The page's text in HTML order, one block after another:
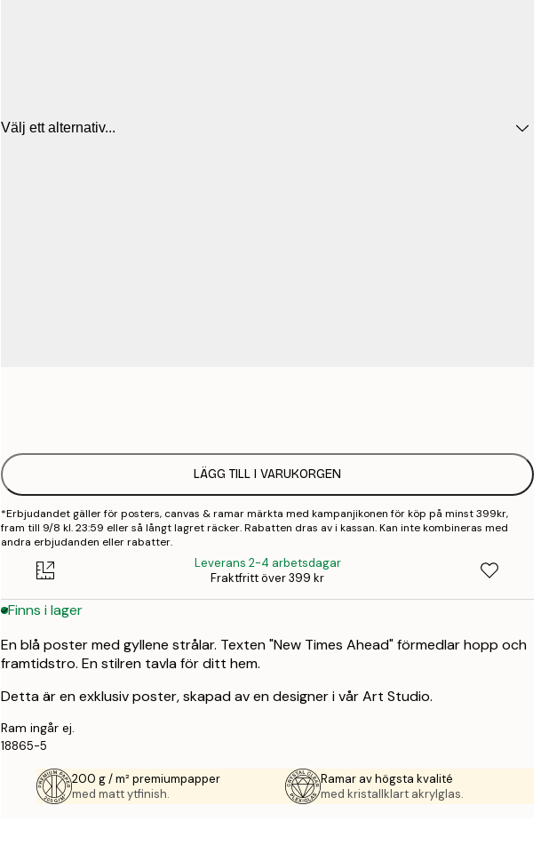
Välj ett alternativ...
LÄGG TILL I VARUKORGEN
*Erbjudandet gäller för posters, canvas & ramar märkta med kampanjikonen för köp på minst 399kr,
fram till 9/8 kl. 23:59 eller så långt lagret räcker. Rabatten dras av i kassan. Kan inte kombineras med
andra erbjudanden eller rabatter.
Leverans 2-4 arbetsdagar
Fraktfritt över 399 kr
Finns i lager
En blå poster med gyllene strålar. Texten "New Times Ahead" förmedlar hopp och
framtidstro. En stilren tavla för ditt hem.
Detta är en exklusiv poster, skapad av en designer i vår Art Studio.
Ram ingår ej.
18865-5
200 g / m² premiumpapper
med matt ytfinish.
Ramar av högsta kvalité
med kristallklart akrylglas.